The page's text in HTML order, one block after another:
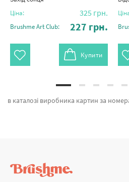
Ціна: 325 грн.
Brushme Art Club: 227 грн.
Купити
в каталозі виробника картин за номерами brushme.com.ua. Ви на сторінці, де є можливість замовити Картина за номерами Вечерний променад від бренду з світовим іменем Brushme який порадує унікальністю. Будь-який товар з категорії «» ідеально підходить для подарунка. Човен серед гір, Місяць повного релаксу и Човен у плавнях а также